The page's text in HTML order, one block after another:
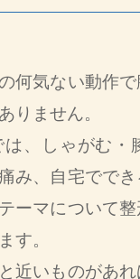
何気ない動作で
りません。
、しゃがむ・
み、自宅でで
ーマについて
す。
近いものがあ